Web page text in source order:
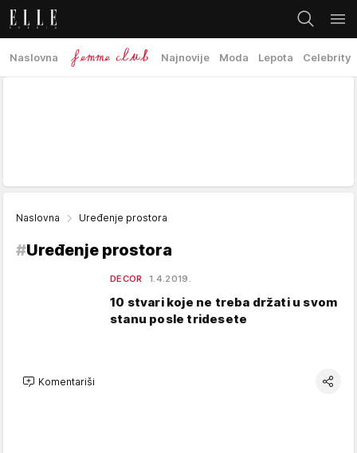
Naslovna Najnovije Moda Lepota Celebrity
Naslovna Uređenje prostora
#Uređenje prostora
DECOR 1.4.2019.
10 stvari koje ne treba držati u svom
stanu posle tridesete
Komentariši